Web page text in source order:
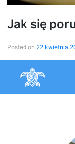
Jak się
Posted on 22 kwietnia